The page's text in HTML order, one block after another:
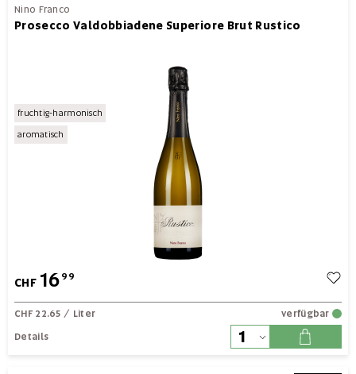
Nino Franco
Prosecco Valdobbiadene Superiore Brut Rustico
fruchtig-harmonisch
aromatisch
CHF 1699
CHF 22.65 / Liter
verfügbar
Details